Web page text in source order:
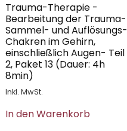
Trauma-Therapie -
Bearbeitung der Trauma-
Sammel- und Auflösungs-
Chakren im Gehirn,
einschließlich Augen- Teil
2, Paket 13 (Dauer: 4h
8min)
Inkl. MwSt.
In den Warenkorb